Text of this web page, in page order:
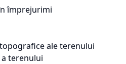
împrejurimi
ale terenului
terenului